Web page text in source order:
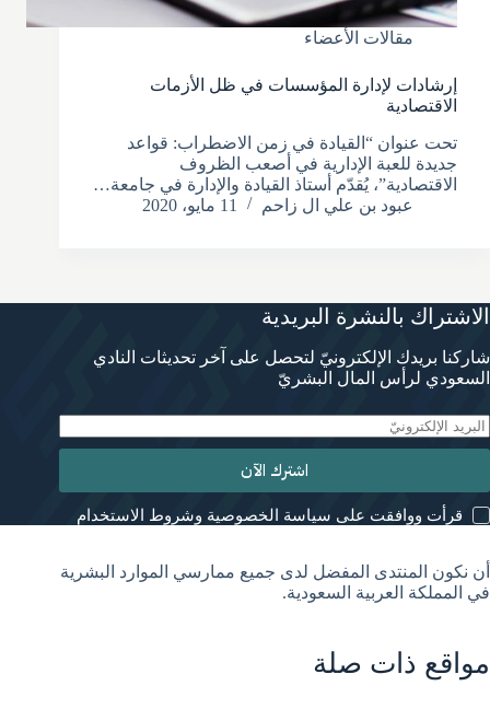
مقالات الأعضاء
إرشادات لإدارة المؤسسات في ظل الأزمات
الاقتصادية
تحت عنوان “القيادة في زمن الاضطراب: قواعد
جديدة للعبة الإدارية في أصعب الظروف
الاقتصادية”، يُقدّم أستاذ القيادة والإدارة في جامعة…
عبود بن علي ال زاحم
11 مايو، 2020
الاشتراك بالنشرة البريدية
شاركنا بريدك الإلكترونيّ لتحصل على آخر تحديثات النادي
السعودي لرأس المال البشريّ
اشترك الآن
قرأت ووافقت على سياسة الخصوصية وشروط الاستخدام
أن نكون المنتدى المفضل لدى جميع ممارسي الموارد البشرية
في المملكة العربية السعودية.
مواقع ذات صلة